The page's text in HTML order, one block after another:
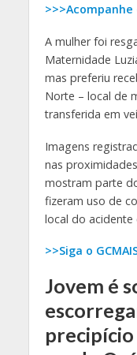
>>>Acompanhe
A mulher foi
Maternidade
mas preferiu
Norte – local de
transferida em
Imagens
nas
mostram parte
fizeram uso de
local do acidente
>>Siga o
Jovem é